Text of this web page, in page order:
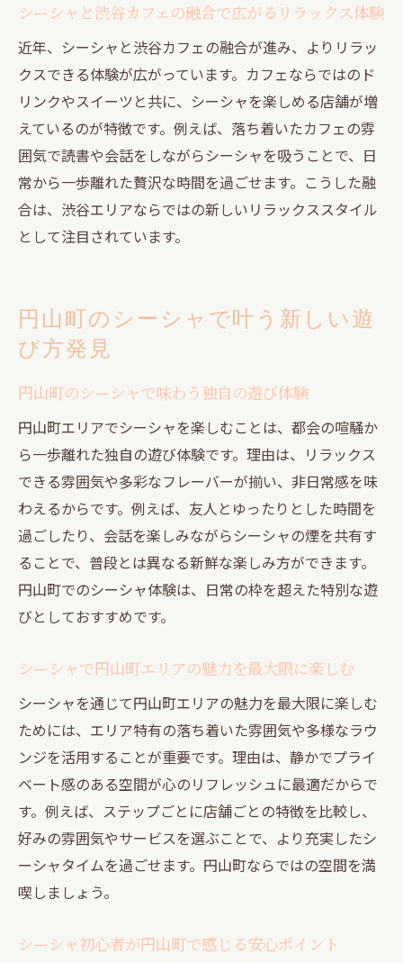
シーシャと渋谷カフェの融合で広がるリラックス体験
近年、シーシャと渋谷カフェの融合が進み、よりリラッ
クスできる体験が広がっています。カフェならではのド
リンクやスイーツと共に、シーシャを楽しめる店舗が増
えているのが特徴です。例えば、落ち着いたカフェの雰
囲気で読書や会話をしながらシーシャを吸うことで、日
常から一歩離れた贅沢な時間を過ごせます。こうした融
合は、渋谷エリアならではの新しいリラックススタイル
として注目されています。
円山町のシーシャで叶う新しい遊
び方発見
円山町のシーシャで味わう独自の遊び体験
円山町エリアでシーシャを楽しむことは、都会の喧騒か
ら一歩離れた独自の遊び体験です。理由は、リラックス
できる雰囲気や多彩なフレーバーが揃い、非日常感を味
わえるからです。例えば、友人とゆったりとした時間を
過ごしたり、会話を楽しみながらシーシャの煙を共有す
ることで、普段とは異なる新鮮な楽しみ方ができます。
円山町でのシーシャ体験は、日常の枠を超えた特別な遊
びとしておすすめです。
シーシャで円山町エリアの魅力を最大限に楽しむ
シーシャを通じて円山町エリアの魅力を最大限に楽しむ
ためには、エリア特有の落ち着いた雰囲気や多様なラウ
ンジを活用することが重要です。理由は、静かでプライ
ベート感のある空間が心のリフレッシュに最適だからで
す。例えば、ステップごとに店舗ごとの特徴を比較し、
好みの雰囲気やサービスを選ぶことで、より充実したシ
ーシャタイムを過ごせます。円山町ならではの空間を満
喫しましょう。
シーシャ初心者が円山町で感じる安心ポイント